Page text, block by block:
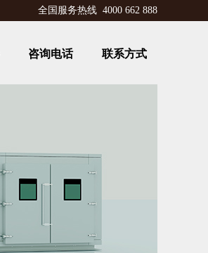
全国服务热线 4000 662 888
咨询电话 联系方式